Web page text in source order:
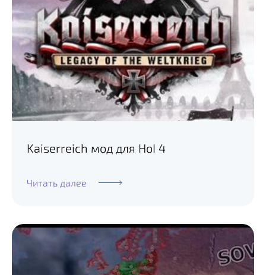
Kaiserreich мод для HoI 4
Читать далее